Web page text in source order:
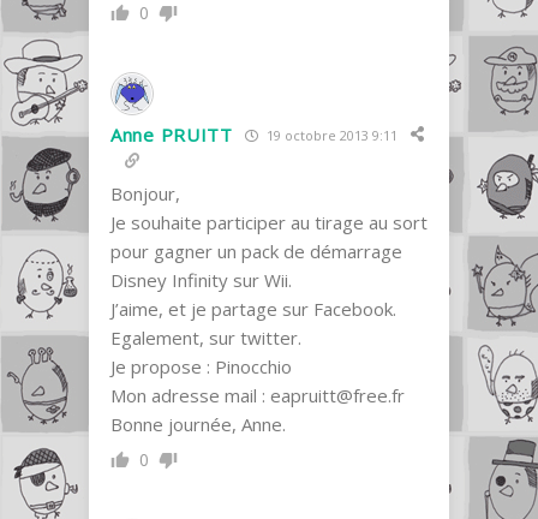
0
Anne PRUITT 19 octobre 2013 9:11
Bonjour,
Je souhaite participer au tirage au sort
pour gagner un pack de démarrage
Disney Infinity sur Wii.
J’aime, et je partage sur Facebook.
Egalement, sur twitter.
Je propose : Pinocchio
Mon adresse mail : eapruitt@free.fr
Bonne journée, Anne.
0